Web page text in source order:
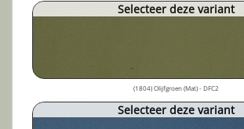
Selecteer deze variant
(1804) Olijfgroen (Mat) - DFC2
Selecteer deze variant